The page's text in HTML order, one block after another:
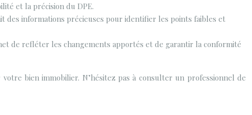
et la précision du DPE.
informations précieuses pour identifier les points faibles et
de refléter les changements apportés et de garantir la conformité
bien immobilier. N’hésitez pas à consulter un professionnel de